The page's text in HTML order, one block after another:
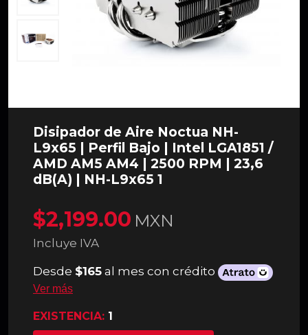
Disipador de Aire Noctua NH-
L9x65 | Perfil Bajo | Intel LGA1851 /
AMD AM5 AM4 | 2500 RPM | 23,6
dB(A) | NH-L9x65 1
$2,199.00 MXN
Incluye IVA
Desde $165 al mes con crédito
Ver más
EXISTENCIA: 1